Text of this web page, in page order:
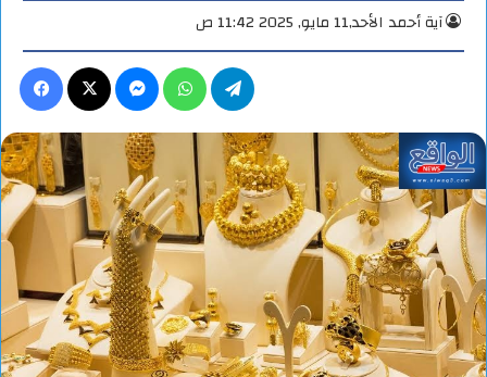
آية أحمد الأحد,11 مايو, 2025 11:42 ص
ماسنجر واتساب تيلقرام